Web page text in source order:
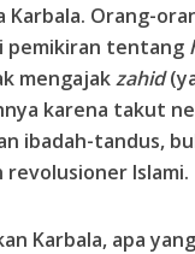
Orang-
pemikiran tentang
mengajakzahid
karena takut
ibadah-tandus,
revolusioner Islami.
Karbala, apa